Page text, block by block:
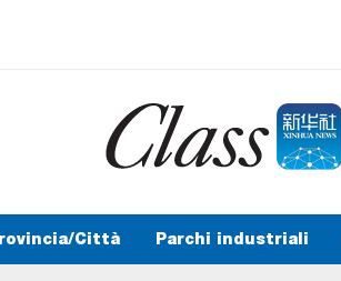
Città Parchi industriali